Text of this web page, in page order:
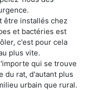
être installés chez
et bactéries est
c'est pour cela
plus vite.
qui se trouve
du rat, d'autant plus
urbain que rural.